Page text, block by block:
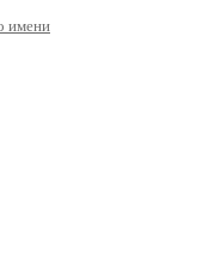
имени